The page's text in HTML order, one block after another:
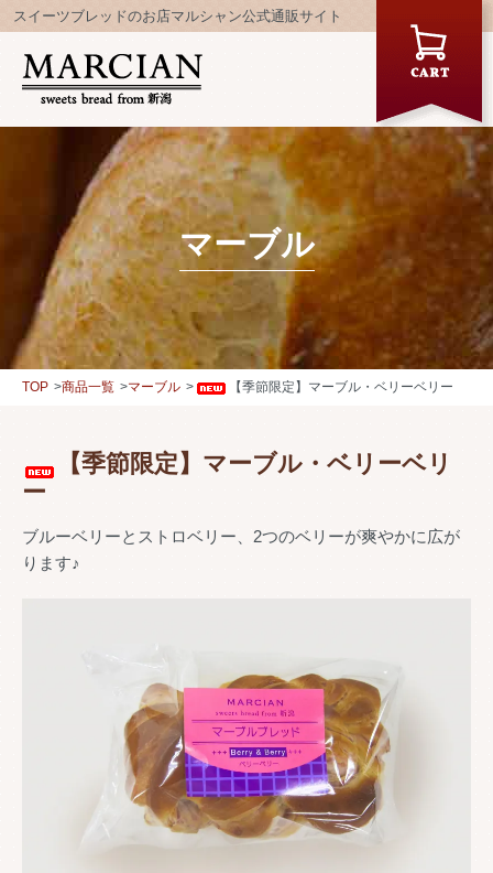
スイーツブレッドのお店マルシャン公式通販サイト
マーブル
TOP 商品一覧 マーブル 【季節限定】マーブル・ベリーベリー
【季節限定】マーブル・ベリーベリ
ー
ブルーベリーとストロベリー、2つのベリーが爽やかに広が
ります♪